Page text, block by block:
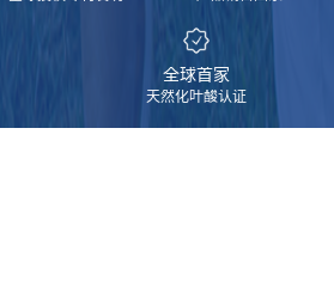
全球首家
天然化叶酸认证